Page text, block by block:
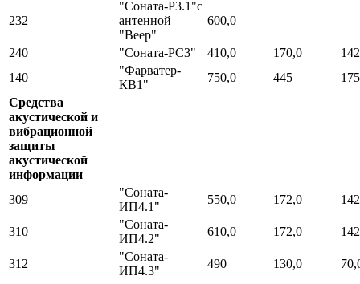
232
"Соната-Р3.1"с
антенной
"Веер"
600,0
240 "Соната-РС3" 410,0 170,0
140
"Фарватер-
КВ1"
750,0 445
175
Средства
акустической и
вибрационной
защиты
акустической
информации
309
"Соната-
ИП4.1"
550,0 172,0
310
"Соната-
ИП4.2"
610,0 172,0
312
"Соната-
ИП4.3"
490 130,0